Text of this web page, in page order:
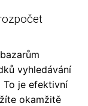
vyhledávání
To je efektivní
okamžitě